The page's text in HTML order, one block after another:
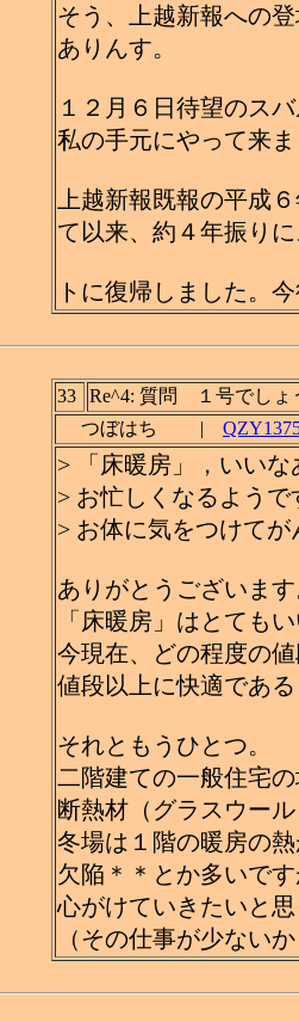
そう、上越新報への
ありんす。
１２月６日待望のス
私の手元にやって来
上越新報既報の平成
て以来、約４年振り
トに復帰しました。
33
Re^4: 質問 １号でしょ
つぼはち |
> 「床暖房」，いいな
> お忙しくなるよう
> お体に気をつけて
ありがとうございま
「床暖房」はとても
今現在、どの程度の
値段以上に快適であ
それともうひとつ。
二階建ての一般住宅
断熱材（グラスウー
冬場は１階の暖房の
欠陥＊＊とか多いで
心がけていきたいと
（その仕事が少ない